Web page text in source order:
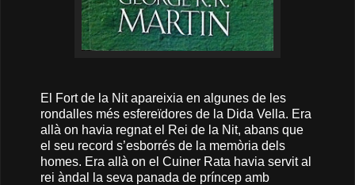
El Fort de la Nit apareixia en algunes de les
rondalles més esfereïdores de la Dida Vella. Era
allà on havia regnat el Rei de la Nit, abans que
el seu record s’esborrés de la memòria dels
homes. Era allà on el Cuiner Rata havia servit al
rei àndal la seva panada de príncep amb